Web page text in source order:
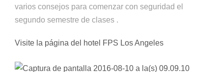
varios consejos para comenzar con seguridad el
segundo semestre de clases .
Visite la página del hotel FPS Los Angeles